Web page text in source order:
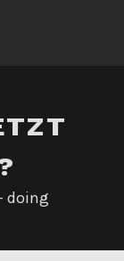
doing